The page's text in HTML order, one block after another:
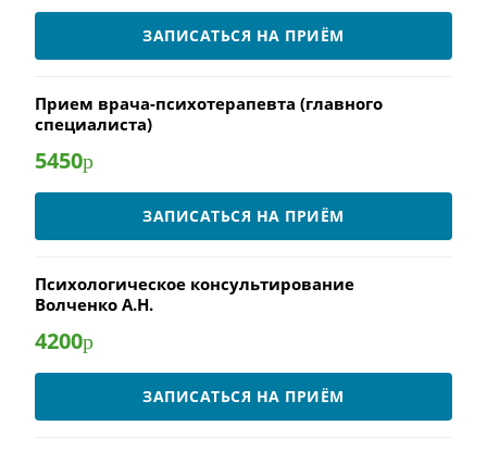
ЗАПИСАТЬСЯ НА ПРИЁМ
Прием врача-психотерапевта (главного
специалиста)
5450р
ЗАПИСАТЬСЯ НА ПРИЁМ
Психологическое консультирование
Волченко А.Н.
4200р
ЗАПИСАТЬСЯ НА ПРИЁМ